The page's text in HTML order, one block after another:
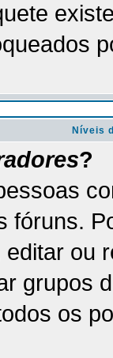
Níveis
?
fóruns.
ou
grupos
os